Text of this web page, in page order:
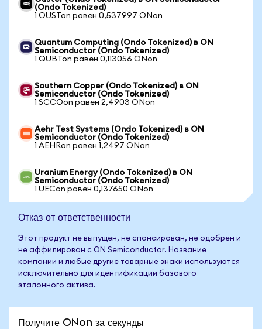
(Ondo Tokenized)
1 OUSTon равен 0,537997 ONon
Quantum Computing (Ondo Tokenized) в ON
Semiconductor (Ondo Tokenized)
1 QUBTon равен 0,113056 ONon
Southern Copper (Ondo Tokenized) в ON
Semiconductor (Ondo Tokenized)
1 SCCOon равен 2,4903 ONon
Aehr Test Systems (Ondo Tokenized) в ON
Semiconductor (Ondo Tokenized)
1 AEHRon равен 1,2497 ONon
Uranium Energy (Ondo Tokenized) в ON
Semiconductor (Ondo Tokenized)
1 UECon равен 0,137650 ONon
Отказ от ответственности
Этот продукт не выпущен, не спонсирован, не одобрен и
не аффилирован с ON Semiconductor. Название
компании и любые другие товарные знаки используются
исключительно для идентификации базового
эталонного актива.
Получите ONon за секунды